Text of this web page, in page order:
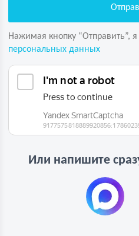
Нажимая кнопку “Отправить”,
персональных данных
Или напишите